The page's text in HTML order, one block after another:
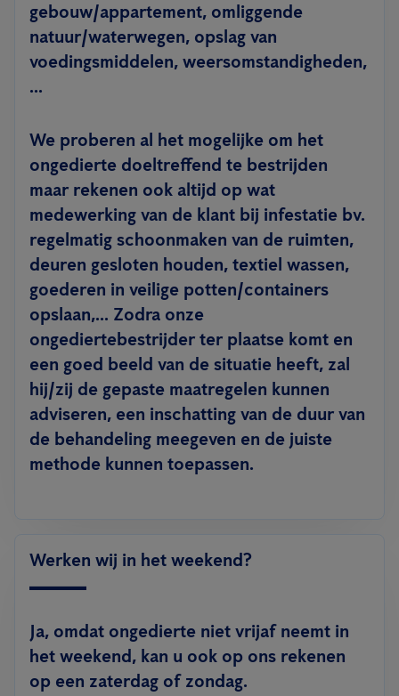
gebouw/appartement, omliggende
natuur/waterwegen, opslag van
voedingsmiddelen, weersomstandigheden,
...
We proberen al het mogelijke om het
ongedierte doeltreffend te bestrijden
maar rekenen ook altijd op wat
medewerking van de klant bij infestatie bv.
regelmatig schoonmaken van de ruimten,
deuren gesloten houden, textiel wassen,
goederen in veilige potten/containers
opslaan,... Zodra onze
ongediertebestrijder ter plaatse komt en
een goed beeld van de situatie heeft, zal
hij/zij de gepaste maatregelen kunnen
adviseren, een inschatting van de duur van
de behandeling meegeven en de juiste
methode kunnen toepassen.
Werken wij in het weekend?
Ja, omdat ongedierte niet vrijaf neemt in
het weekend, kan u ook op ons rekenen
op een zaterdag of zondag.